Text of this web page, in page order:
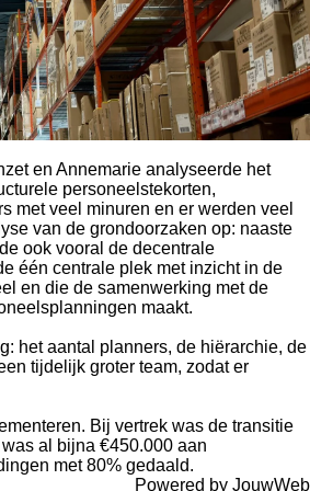
en Annemarie analyseerde het
personeelstekorten,
met veel minuren en er werden veel
van de grondoorzaken op: naaste
ook vooral de decentrale
één centrale plek met inzicht in de
en die de samenwerking met de
maakt.
het aantal planners, de hiërarchie, de
tijdelijk groter team, zodat er
Bij vertrek was de transitie
al bijna €450.000 aan
met 80% gedaald.
Powered by JouwWeb